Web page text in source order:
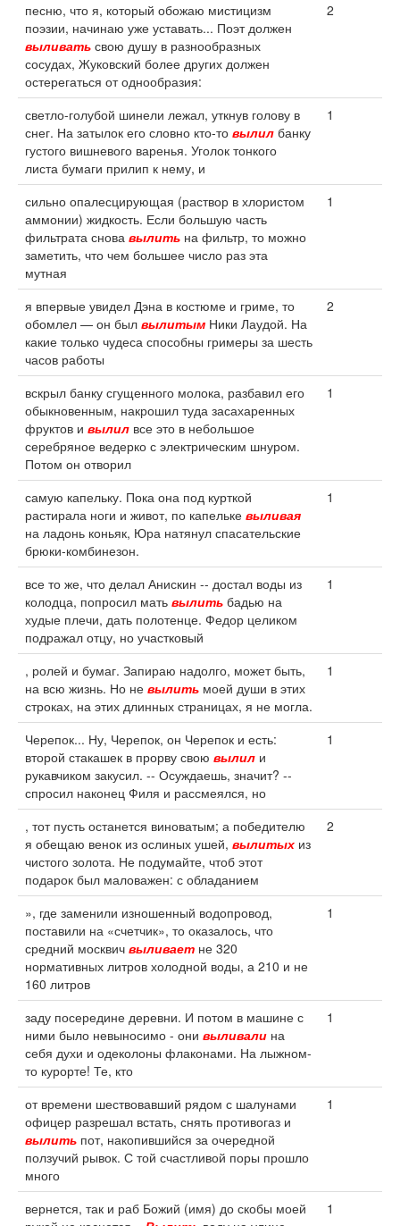
песню, что я, который обожаю мистицизм
поэзии, начинаю уже уставать... Поэт должен
выливать свою душу в разнообразных
сосудах, Жуковский более других должен
остерегаться от однообразия:
2
светло-голубой шинели лежал, уткнув голову в
снег. На затылок его словно кто-то вылил банку
густого вишневого варенья. Уголок тонкого
листа бумаги прилип к нему, и
1
сильно опалесцирующая (раствор в хлористом
аммонии) жидкость. Если большую часть
фильтрата снова вылить на фильтр, то можно
заметить, что чем большее число раз эта
мутная
1
я впервые увидел Дэна в костюме и гриме, то
обомлел — он был вылитым Ники Лаудой. На
какие только чудеса способны гримеры за шесть
часов работы
2
вскрыл банку сгущенного молока, разбавил его
обыкновенным, накрошил туда засахаренных
фруктов и вылил все это в небольшое
серебряное ведерко с электрическим шнуром.
Потом он отворил
1
самую капельку. Пока она под курткой
растирала ноги и живот, по капельке выливая
на ладонь коньяк, Юра натянул спасательские
брюки-комбинезон.
1
все то же, что делал Анискин -- достал воды из
колодца, попросил мать вылить бадью на
худые плечи, дать полотенце. Федор целиком
подражал отцу, но участковый
1
, ролей и бумаг. Запираю надолго, может быть,
на всю жизнь. Но не вылить моей души в этих
строках, на этих длинных страницах, я не могла.
1
Черепок... Ну, Черепок, он Черепок и есть:
второй стакашек в прорву свою вылил и
рукавчиком закусил. -- Осуждаешь, значит? --
спросил наконец Филя и рассмеялся, но
1
, тот пусть останется виноватым; а победителю
я обещаю венок из ослиных ушей, вылитых из
чистого золота. Не подумайте, чтоб этот
подарок был маловажен: с обладанием
2
», где заменили изношенный водопровод,
поставили на «счетчик», то оказалось, что
средний москвич выливает не 320
нормативных литров холодной воды, а 210 и не
160 литров
1
заду посередине деревни. И потом в машине с
ними было невыносимо - они выливали на
себя духи и одеколоны флаконами. На лыжном-
то курорте! Те, кто
1
от времени шествовавший рядом с шалунами
офицер разрешал встать, снять противогаз и
вылить пот, накопившийся за очередной
ползучий рывок. С той счастливой поры прошло
много
1
вернется, так и раб Божий (имя) до скобы моей
1